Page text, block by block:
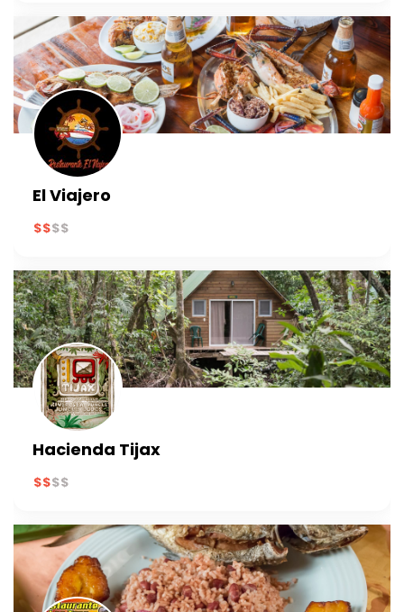
El Viajero
Hacienda Tijax